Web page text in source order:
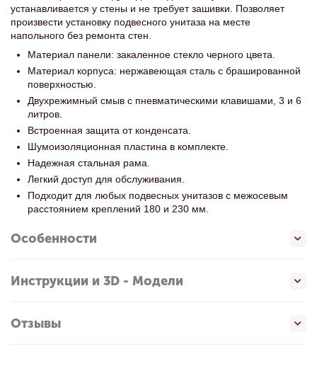
устанавливается у стены и не требует зашивки. Позволяет
произвести установку подвесного унитаза на месте
напольного без ремонта стен.
Материал панели: закаленное стекло черного цвета.
Материал корпуса: нержавеющая сталь с брашированной
поверхностью.
Двухрежимный смыв с пневматическими клавишами, 3 и 6
литров.
Встроенная защита от конденсата.
Шумоизоляционная пластина в комплекте.
Надежная стальная рама.
Легкий доступ для обслуживания.
Подходит для любых подвесных унитазов с межосевым
расстоянием креплений 180 и 230 мм.
Особенности
Инструкции и 3D - Модели
Отзывы